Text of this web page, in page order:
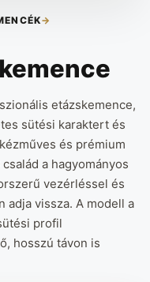
→
etázskemence,
sütési karaktert és
és prémium
a hagyományos
vezérléssel és
adja vissza. A modell a
profil
hosszú távon is